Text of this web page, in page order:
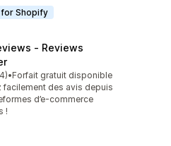
Shopify
‑ Reviews
sur 5
total
•Forfait gratuit disponible
facilement des avis depuis
d’e-commerce
!